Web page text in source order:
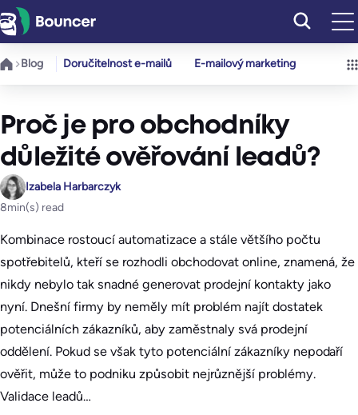
Přeskočit
na
obsah
Blog Doručitelnost e-mailů E-mailový marketing
Proč je pro obchodníky
důležité ověřování leadů?
Izabela Harbarczyk
8min(s) read
Kombinace rostoucí automatizace a stále většího počtu
spotřebitelů, kteří se rozhodli obchodovat online, znamená, že
nikdy nebylo tak snadné generovat prodejní kontakty jako
nyní. Dnešní firmy by neměly mít problém najít dostatek
potenciálních zákazníků, aby zaměstnaly svá prodejní
oddělení. Pokud se však tyto potenciální zákazníky nepodaří
ověřit, může to podniku způsobit nejrůznější problémy.
Validace leadů…